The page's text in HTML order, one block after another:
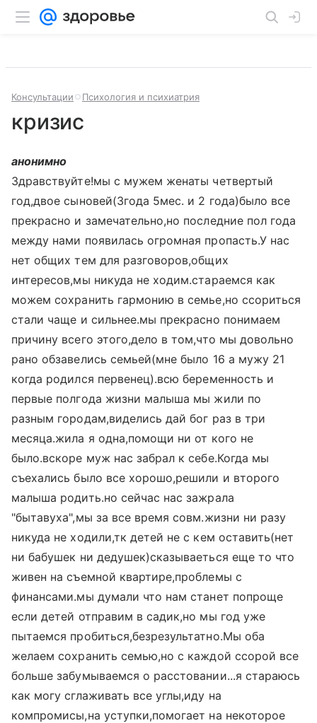
Консультации Психология и психиатрия
кризис
анонимно
Здравствуйте!мы с мужем женаты четвертый
год,двое сыновей(3года 5мес. и 2 года)было все
прекрасно и замечательно,но последние пол года
между нами появилась огромная пропасть.У нас
нет общих тем для разговоров,общих
интересов,мы никуда не ходим.стараемся как
можем сохранить гармонию в семье,но ссориться
стали чаще и сильнее.мы прекрасно понимаем
причину всего этого,дело в том,что мы довольно
рано обзавелись семьей(мне было 16 а мужу 21
когда родился первенец).всю беременность и
первые полгода жизни малыша мы жили по
разным городам,виделись дай бог раз в три
месяца.жила я одна,помощи ни от кого не
было.вскоре муж нас забрал к себе.Когда мы
съехались было все хорошо,решили и второго
малыша родить.но сейчас нас зажрала
"бытавуха",мы за все время совм.жизни ни разу
никуда не ходили,тк детей не с кем оставить(нет
ни бабушек ни дедушек)сказываеться еще то что
живен на съемной квартире,проблемы с
финансами.мы думали что нам станет попроще
если детей отправим в садик,но мы год уже
пытаемся пробиться,безрезультатно.Мы оба
желаем сохранить семью,но с каждой ссорой все
больше забумываемся о расстовании...я стараюсь
как могу сглаживать все углы,иду на
компромисы,на уступки,помогает на некоторое